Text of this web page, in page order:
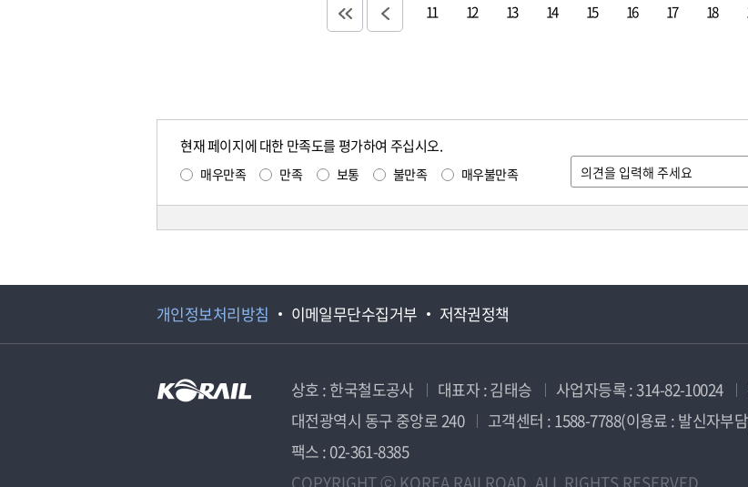
11 12 13 14 15 16 17 18
현재 페이지에 대한 만족도를 평가하여 주십시오.
매우만족 만족 보통 불만족 매우불만족
개인정보처리방침 이메일무단수집거부 저작권정책
상호 : 한국철도공사 대표자 : 김태승 사업자등록 : 314-82-10024
대전광역시 동구 중앙로 240
고객센터 : 1588-7788(이용료 : 발신자부
팩스 : 02-361-8385
COPYRIGHT ⓒ KOREA RAILROAD. ALL RIGHTS RESERVED.